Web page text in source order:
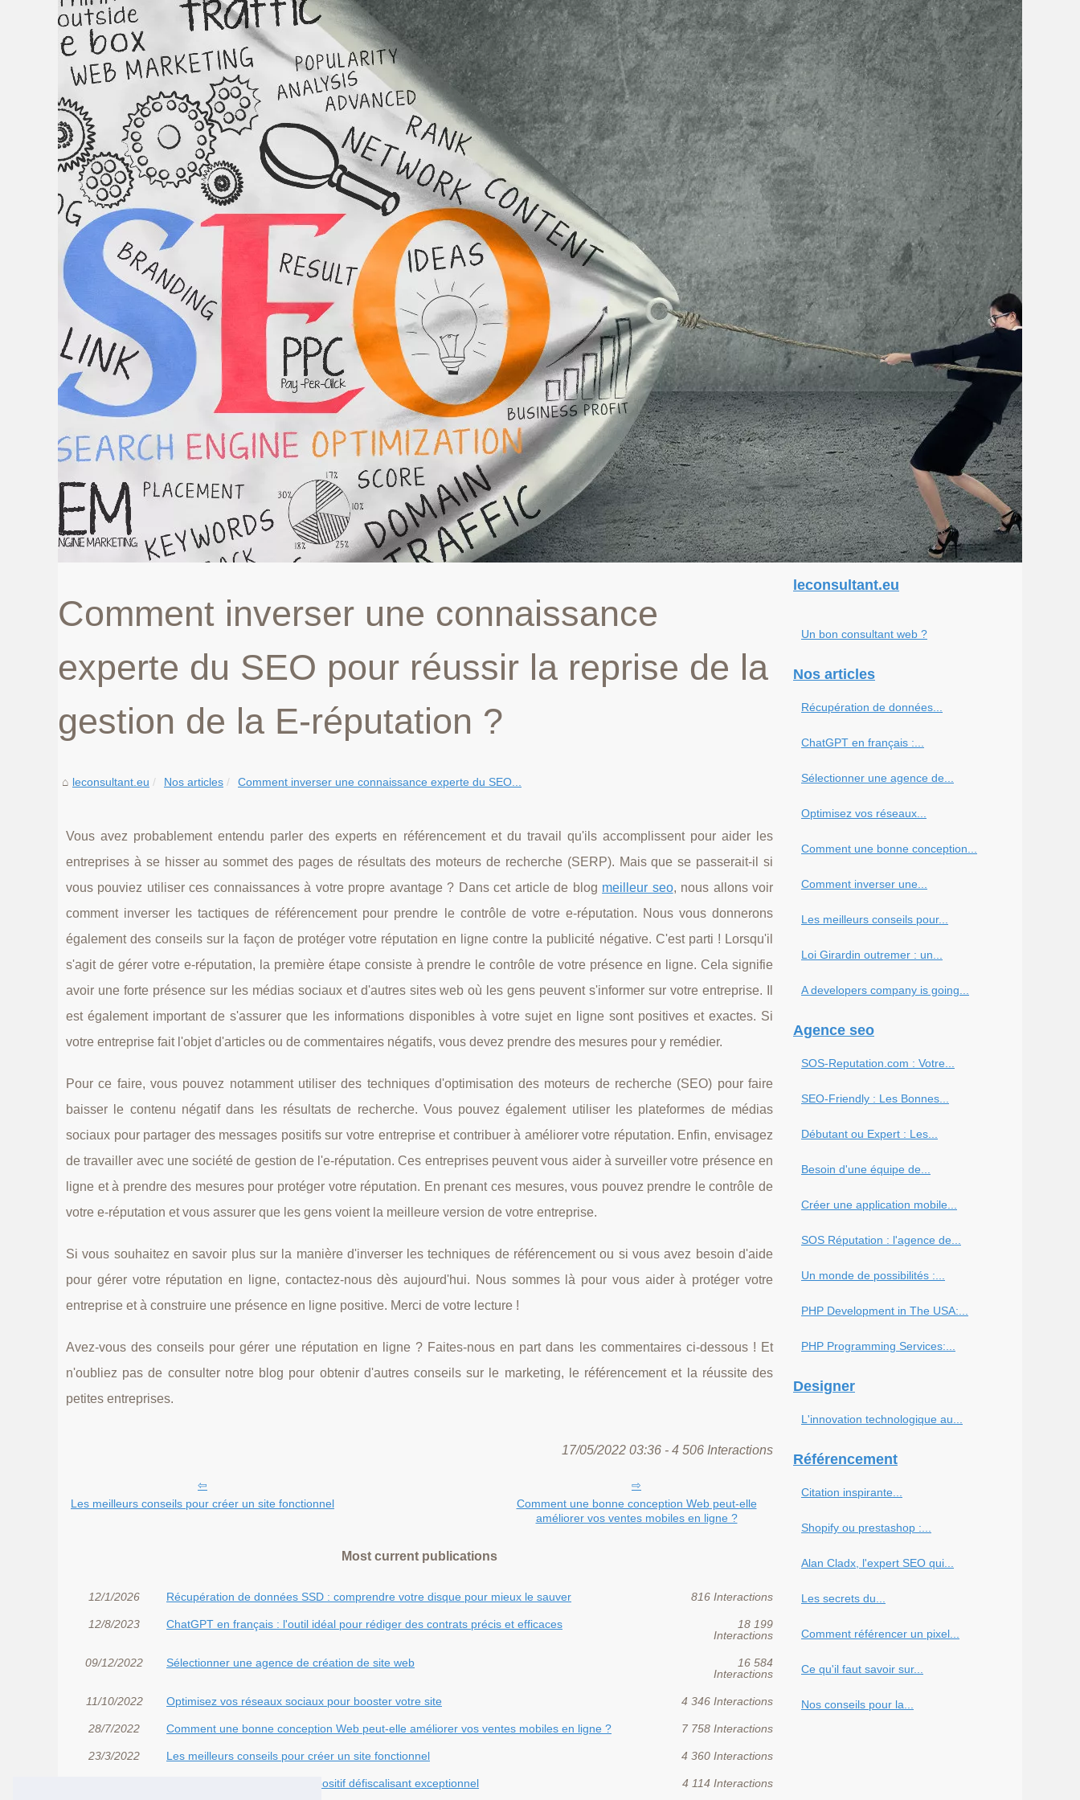
Comment inverser une connaissance
experte du SEO pour réussir la reprise de la
gestion de la ‎‎E-réputation‎‎ ?
leconsultant.eu Nos articles Comment inverser une connaissance experte du SEO...
Vous avez probablement entendu parler des experts en référencement et du travail qu'ils accomplissent pour aider les
entreprises à se hisser au sommet des pages de résultats des moteurs de recherche (SERP). Mais que se passerait-il si
vous pouviez utiliser ces connaissances à votre propre avantage ? Dans cet article de blog meilleur seo, nous allons voir
comment inverser les tactiques de référencement pour prendre le contrôle de votre e-réputation. Nous vous donnerons
également des conseils sur la façon de protéger votre réputation en ligne contre la publicité négative. C'est parti ! Lorsqu'il
s'agit de gérer votre e-réputation, la première étape consiste à prendre le contrôle de votre présence en ligne. Cela signifie
avoir une forte présence sur les médias sociaux et d'autres sites web où les gens peuvent s'informer sur votre entreprise. Il
est également important de s'assurer que les informations disponibles à votre sujet en ligne sont positives et exactes. Si
votre entreprise fait l'objet d'articles ou de commentaires négatifs, vous devez prendre des mesures pour y remédier.
Pour ce faire, vous pouvez notamment utiliser des techniques d'optimisation des moteurs de recherche (SEO) pour faire
baisser le contenu négatif dans les résultats de recherche. Vous pouvez également utiliser les plateformes de médias
sociaux pour partager des messages positifs sur votre entreprise et contribuer à améliorer votre réputation. Enfin, envisagez
de travailler avec une société de gestion de l'e-réputation. Ces entreprises peuvent vous aider à surveiller votre présence en
ligne et à prendre des mesures pour protéger votre réputation. En prenant ces mesures, vous pouvez prendre le contrôle de
votre e-réputation et vous assurer que les gens voient la meilleure version de votre entreprise.
Si vous souhaitez en savoir plus sur la manière d'inverser les techniques de référencement ou si vous avez besoin d'aide
pour gérer votre réputation en ligne, contactez-nous dès aujourd'hui. Nous sommes là pour vous aider à protéger votre
entreprise et à construire une présence en ligne positive. Merci de votre lecture !
Avez-vous des conseils pour gérer une réputation en ligne ? Faites-nous en part dans les commentaires ci-dessous ! Et
n'oubliez pas de consulter notre blog pour obtenir d'autres conseils sur le marketing, le référencement et la réussite des
petites entreprises.
17/05/2022 03:36 - 4 506 Interactions
Les meilleurs conseils pour créer un site fonctionnel
Comment une bonne conception Web peut-elle
améliorer vos ventes mobiles en ligne ?
Most current publications
12/1/2026 Récupération de données SSD : comprendre votre disque pour mieux le sauver 816 Interactions
12/8/2023 ChatGPT en français : l'outil idéal pour rédiger des contrats précis et efficaces
18 199
Interactions
09/12/2022 Sélectionner une agence de création de site web
16 584
Interactions
11/10/2022 Optimisez vos réseaux sociaux pour booster votre site 4 346 Interactions
28/7/2022 Comment une bonne conception Web peut-elle améliorer vos ventes mobiles en ligne ? 7 758 Interactions
23/3/2022 Les meilleurs conseils pour créer un site fonctionnel 4 360 Interactions
Loi Girardin outremer : un dispositif défiscalisant exceptionnel 4 114 Interactions
leconsultant.eu
Un bon consultant web ?
Nos articles
Récupération de données...
ChatGPT en français :...
Sélectionner une agence de...
Optimisez vos réseaux...
Comment une bonne conception...
Comment inverser une...
Les meilleurs conseils pour...
Loi Girardin outremer : un...
A developers company is going...
Agence seo
SOS-Reputation.com : Votre...
SEO-Friendly : Les Bonnes...
Débutant ou Expert : Les...
Besoin d'une équipe de...
Créer une application mobile...
SOS Réputation : l'agence de...
Un monde de possibilités :...
PHP Development in The USA:...
PHP Programming Services:...
Designer
L'innovation technologique au...
Référencement
Citation inspirante...
Shopify ou prestashop :...
Alan Cladx, l'expert SEO qui...
Les secrets du...
Comment référencer un pixel...
Ce qu'il faut savoir sur...
Nos conseils pour la...